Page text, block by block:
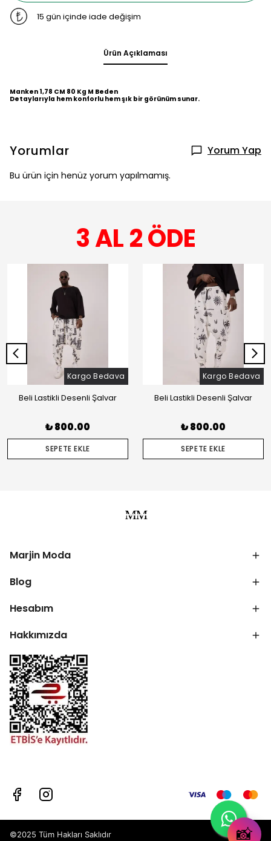
15 gün içinde iade değişim
Ürün Açıklaması
Manken 1,78 CM 80 Kg M Beden
Detaylarıyla hem konforlu hem şık bir görünüm sunar.
Yorumlar Yorum Yap
Bu ürün için henüz yorum yapılmamış.
3 AL 2 ÖDE
Kargo Bedava
Beli Lastikli Desenli Şalvar
₺ 800.00
SEPETE EKLE
Kargo Bedava
Beli Lastikli Desenli Şalvar
₺ 800.00
SEPETE EKLE
Marjin Moda
Blog
Hesabım
Hakkımızda
©2025 Tüm Hakları Saklıdır 📸